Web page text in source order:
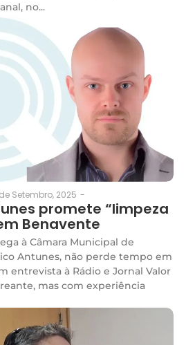
no...
Setembro, 2025 -
promete “limpeza
Benavente
à Câmara Municipal de
Antunes, não perde tempo em
entrevista à Rádio e Jornal Valor
mas com experiência